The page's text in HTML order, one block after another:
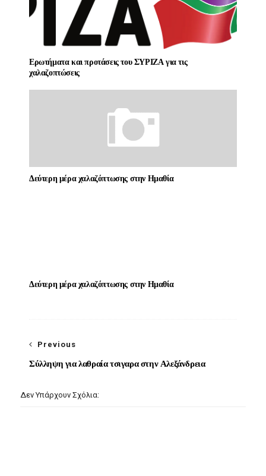
Ερωτήματα και προτάσεις του ΣΥΡΙΖΑ για τις
χαλαζοπτώσεις
Δεύτερη μέρα χαλαζόπτωσης στην Ημαθία
Δεύτερη μέρα χαλαζόπτωσης στην Ημαθία
Previous
Σύλληψη για λαθραία τσιγαρα στην Αλεξάνδρεια
Δεν Υπάρχουν Σχόλια: